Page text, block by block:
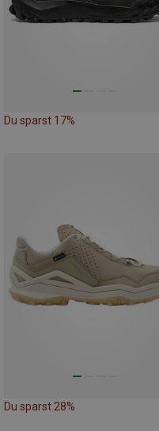
Du sparst 17%
Du sparst 28%